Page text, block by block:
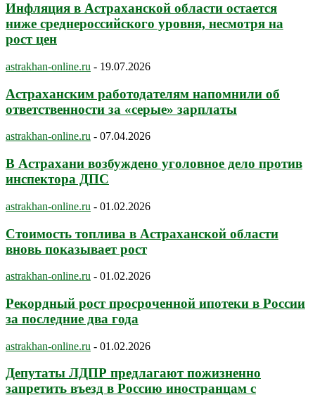
Инфляция в Астраханской области остается
ниже среднероссийского уровня, несмотря на
рост цен
astrakhan-online.ru - 19.07.2026
Астраханским работодателям напомнили об
ответственности за «серые» зарплаты
astrakhan-online.ru - 07.04.2026
В Астрахани возбуждено уголовное дело против
инспектора ДПС
astrakhan-online.ru - 01.02.2026
Стоимость топлива в Астраханской области
вновь показывает рост
astrakhan-online.ru - 01.02.2026
Рекордный рост просроченной ипотеки в России
за последние два года
astrakhan-online.ru - 01.02.2026
Депутаты ЛДПР предлагают пожизненно
запретить въезд в Россию иностранцам с